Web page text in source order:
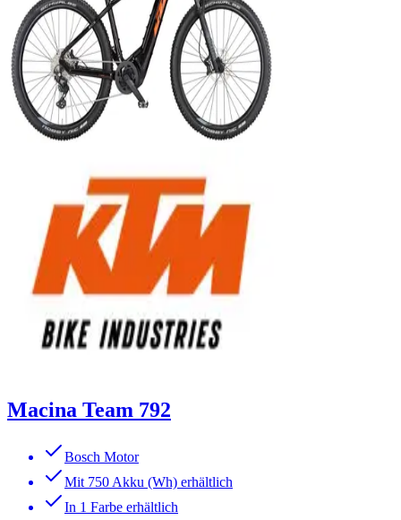
Macina Team 792
Bosch Motor
Mit 750 Akku (Wh) erhältlich
In 1 Farbe erhältlich